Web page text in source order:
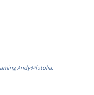
Andy@fotolia,